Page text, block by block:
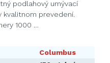
podlahový umývací
kvalitnom prevedení.
1000 …
Columbus